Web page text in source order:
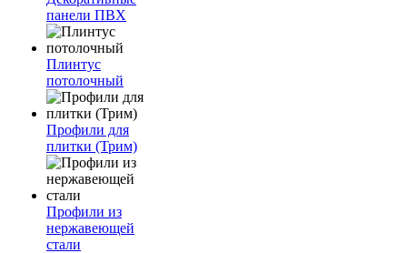
панели ПВХ
Плинтус
потолочный
Профили для
плитки (Трим)
Профили из
нержавеющей
стали